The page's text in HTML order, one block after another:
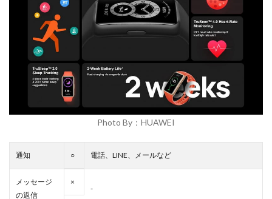
Photo By：HUAWEI
通知 ○ 電話、LINE、メールなど
メッセージ
の返信
×
-